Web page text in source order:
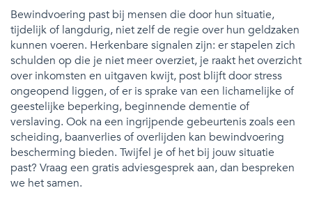
Bewindvoering past bij mensen die door hun situatie,
tijdelijk of langdurig, niet zelf de regie over hun geldzaken
kunnen voeren. Herkenbare signalen zijn: er stapelen zich
schulden op die je niet meer overziet, je raakt het overzicht
over inkomsten en uitgaven kwijt, post blijft door stress
ongeopend liggen, of er is sprake van een lichamelijke of
geestelijke beperking, beginnende dementie of
verslaving. Ook na een ingrijpende gebeurtenis zoals een
scheiding, baanverlies of overlijden kan bewindvoering
bescherming bieden. Twijfel je of het bij jouw situatie
past? Vraag een gratis adviesgesprek aan, dan bespreken
we het samen.